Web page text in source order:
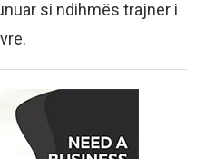
si ndihmës trajner i